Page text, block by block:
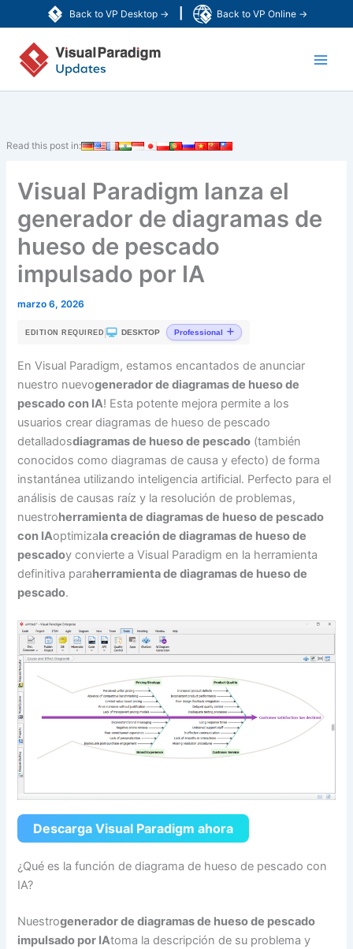
Back to VP Desktop → Back to VP Online →
al
contenido
Read this post in:
Visual Paradigm lanza el
generador de diagramas de
hueso de pescado
impulsado por IA
marzo 6, 2026
EDITION REQUIRED | DESKTOP Professional
En Visual Paradigm, estamos encantados de anunciar
nuestro nuevogenerador de diagramas de hueso de
pescado con IA! Esta potente mejora permite a los
usuarios crear diagramas de hueso de pescado
detalladosdiagramas de hueso de pescado (también
conocidos como diagramas de causa y efecto) de forma
instantánea utilizando inteligencia artificial. Perfecto para el
análisis de causas raíz y la resolución de problemas,
nuestroherramienta de diagramas de hueso de pescado
con IAoptimizala creación de diagramas de hueso de
pescadoy convierte a Visual Paradigm en la herramienta
definitiva paraherramienta de diagramas de hueso de
pescado.
Descarga Visual Paradigm ahora
¿Qué es la función de diagrama de hueso de pescado con
IA?
Nuestrogenerador de diagramas de hueso de pescado
impulsado por IAtoma la descripción de su problema y